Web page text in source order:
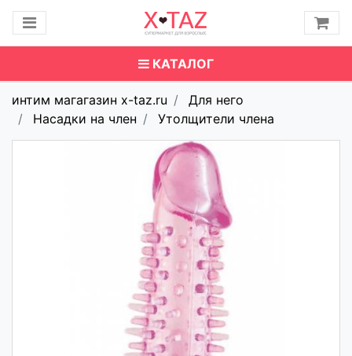
КАТАЛОГ
интим магагазин x-taz.ru
Для него
Насадки на член
Утолщители члена